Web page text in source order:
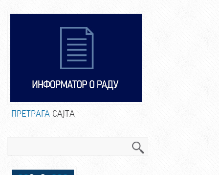
ПРЕТРАГА САЈТА